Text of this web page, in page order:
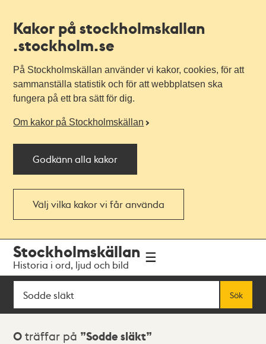
Kakor på stockholmskallan
.stockholm.se
På Stockholmskällan använder vi kakor, cookies, för att
sammanställa statistik och för att webbplatsen ska
fungera på ett bra sätt för dig.
Om kakor på Stockholmskällan
Godkänn alla kakor
Välj vilka kakor vi får använda
navigationen
huvudinnehållet
Stockholmskällan
Historia i ord, ljud och bild
Sök
Sök
Sökresultat
0 träffar på Sodde släkt